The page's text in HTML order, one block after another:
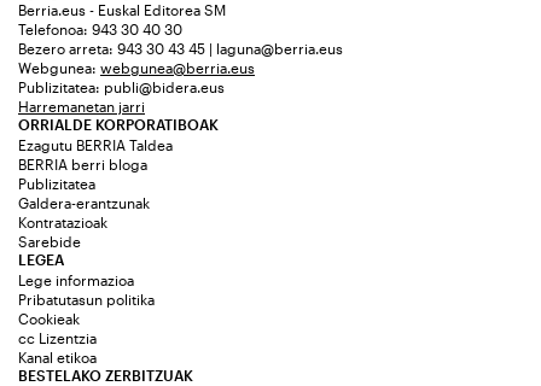
Berria.eus - Euskal Editorea SM
Telefonoa: 943 30 40 30
Bezero arreta: 943 30 43 45 | laguna@berria.eus
Webgunea: webgunea@berria.eus
Publizitatea: publi@bidera.eus
Harremanetan jarri
ORRIALDE KORPORATIBOAK
Ezagutu BERRIA Taldea
BERRIA berri bloga
Publizitatea
Galdera-erantzunak
Kontratazioak
Sarebide
LEGEA
Lege informazioa
Pribatutasun politika
Cookieak
cc Lizentzia
Kanal etikoa
BESTELAKO ZERBITZUAK